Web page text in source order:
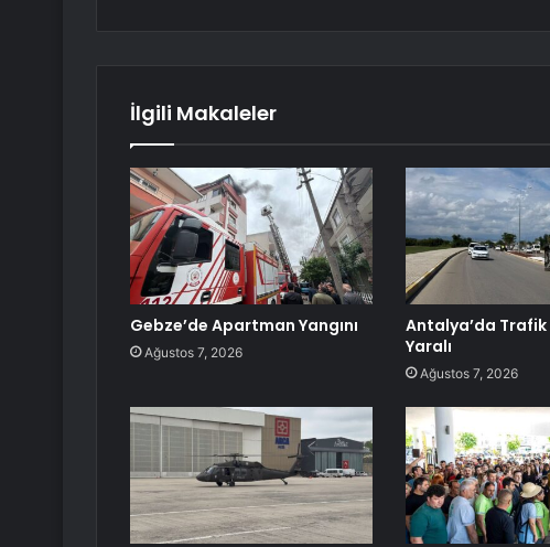
İlgili Makaleler
Gebze’de Apartman Yangını
Ağustos 7, 2026
Antalya’da Trafik
Yaralı
Ağustos 7, 2026